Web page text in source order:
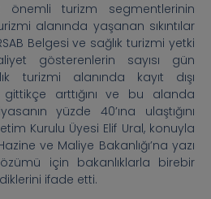
önemli turizm segmentlerinin
alanında yaşanan sıkıntılar
Belgesi ve sağlık turizmi yetki
gösterenlerin sayısı gün
turizmi alanında kayıt dışı
gittikçe arttığını ve bu alanda
yüzde 40’ına ulaştığını
Kurulu Üyesi Elif Ural, konuyla
ve Maliye Bakanlığı’na yazı
için bakanlıklarla birebir
ifade etti.